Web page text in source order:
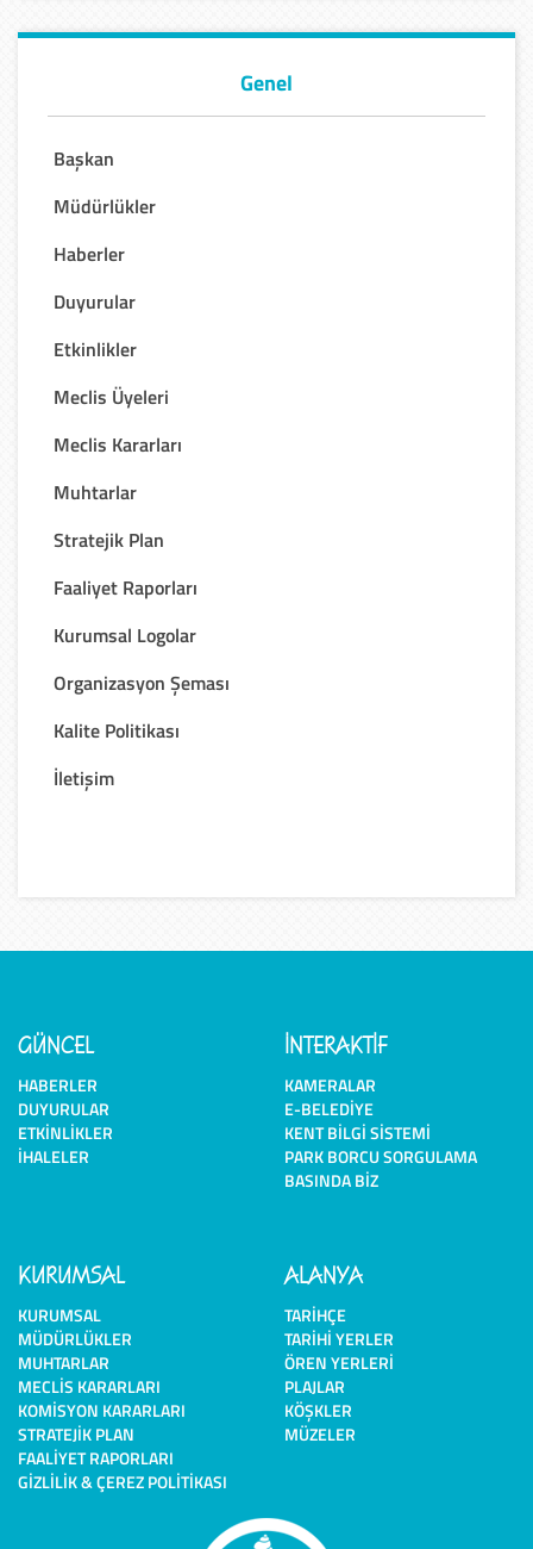
Genel
Başkan
Müdürlükler
Haberler
Duyurular
Etkinlikler
Meclis Üyeleri
Meclis Kararları
Muhtarlar
Stratejik Plan
Faaliyet Raporları
Kurumsal Logolar
Organizasyon Şeması
Kalite Politikası
İletişim
GÜNCEL
HABERLER
DUYURULAR
ETKINLIKLER
İHALELER
İNTERAKTİF
KAMERALAR
E-BELEDIYE
KENT BILGI SISTEMI
PARK BORCU SORGULAMA
BASINDA BIZ
KURUMSAL
KURUMSAL
MÜDÜRLÜKLER
MUHTARLAR
MECLIS KARARLARI
KOMISYON KARARLARI
STRATEJIK PLAN
FAALIYET RAPORLARI
GIZLILIK & ÇEREZ POLITIKASI
ALANYA
TARIHÇE
TARIHI YERLER
ÖREN YERLERI
PLAJLAR
KÖŞKLER
MÜZELER